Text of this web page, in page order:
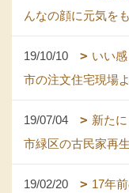
んなの顔に元気を
19/10/10
いい
市の注文住宅現場
19/07/04
新た
市緑区の古民家再
19/02/20
17年